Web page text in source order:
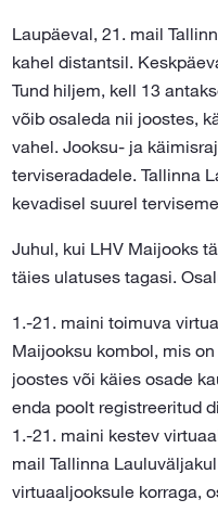
Laupäeval, 21. mail
kahel distantsil.
Tund hiljem, kell 13
võib osaleda nii joostes,
vahel. Jooksu- ja
terviseradadele. Tallinna
kevadisel suurel
Juhul, kui LHV Maijooks
täies ulatuses tagasi.
1.-21. maini toimuva
Maijooksu kombol, mis
joostes või käies osade
enda poolt registreeritud
1.-21. maini kestev
mail Tallinna
virtuaaljooksule korraga,